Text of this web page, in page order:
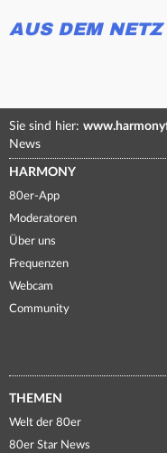
AUS DEM NETZ
Sie sind hier:
News
HARMONY
80er-App
Moderatoren
Über uns
Frequenzen
Webcam
Community
THEMEN
Welt der 80er
80er Star News